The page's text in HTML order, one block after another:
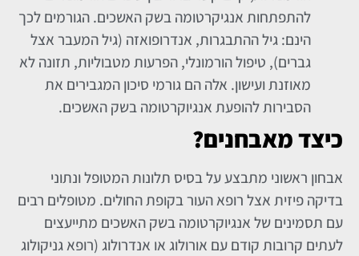
להתפתחות אנגיקרטומה בשק האשכים. הגורמים לכך
הינם: גיל ההתבגרות, אנדרופואזה (גיל המעבר אצל
גברים), טיפול הורמונלי, הפרעות מטבוליות, תזונה לא
מאוזנת ועישון. אלה הם גורמי סיכון המגבירים את
הסבירות להופעת אנגיוקרטומה בשק האשכים.
כיצד מאבחנים?
אבחון ראשוני מתבצע על בסיס תלונות המטופל ונתוני
בדיקה פיזית אצל רופא העור בקופת החולים. מטופלים רבים
עם תסמינים של אנגיוקרטומה בשק האשכים מתייעצים
לעתים קרובות קודם עם אורולוג או אנדרולוג (רופא גניקולוג